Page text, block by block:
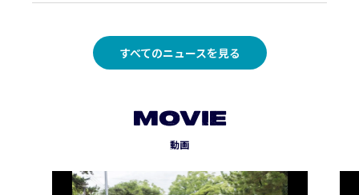
すべてのニュースを見る
MOVIE
動画